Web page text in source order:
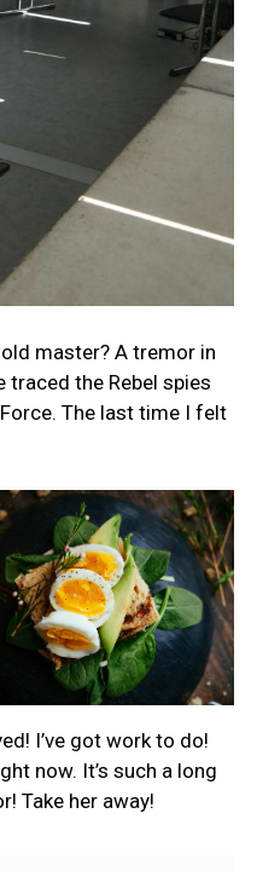
master? A tremor in
the Rebel spies
The last time I felt
I’ve got work to do!
now. It’s such a long
Take her away!